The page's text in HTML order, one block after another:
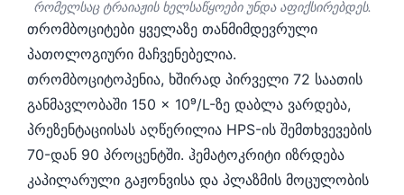
რომელსაც ტრაიაჟის ხელსაწყოები უნდა აფიქსირებდეს.
თრომბოციტები ყველაზე თანმიმდევრული
პათოლოგიური მაჩვენებელია.
თრომბოციტოპენია, ხშირად პირველი 72 საათის
განმავლობაში 150 × 10⁹/L-ზე დაბლა ვარდება,
პრეზენტაციისას აღწერილია HPS-ის შემთხვევების
70-დან 90 პროცენტში. ჰემატოკრიტი იზრდება
კაპილარული გაჟონვისა და პლაზმის მოცულობის